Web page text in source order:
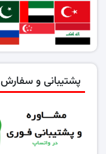
پشتیبانی و سفارش